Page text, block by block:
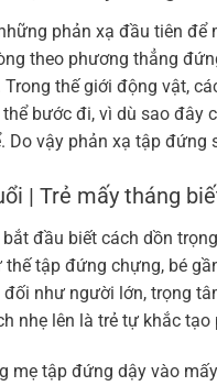
phản xạ đầu tiên
theo phương thẳng
thế giới động vật,
bước đi, vì dù sao
vậy phản xạ tập đứng
| Trẻ mấy tháng
đầu biết cách dồn
tập đứng chựng, bé
như người lớn, trọng
nhẹ lên là trẻ tự khắc
mẹ tập đứng dậy vào